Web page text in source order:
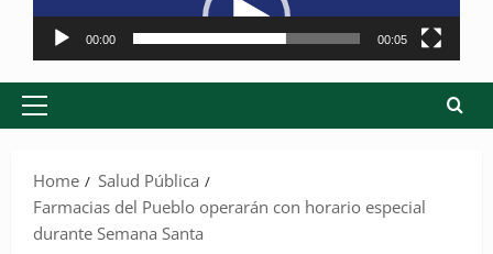
de
vídeo
00:00 00:05
Primary
Home
Salud Pública
Farmacias del Pueblo operarán con horario especial
durante Semana Santa